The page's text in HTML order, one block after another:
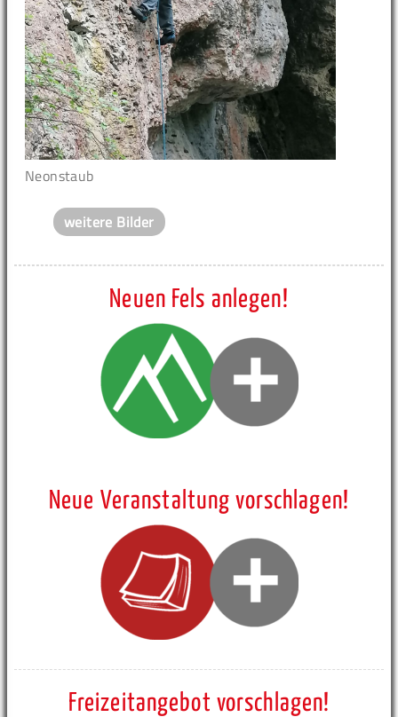
Neonstaub
weitere Bilder
Neuen Fels anlegen!
Neue Veranstaltung vorschlagen!
Freizeitangebot vorschlagen!